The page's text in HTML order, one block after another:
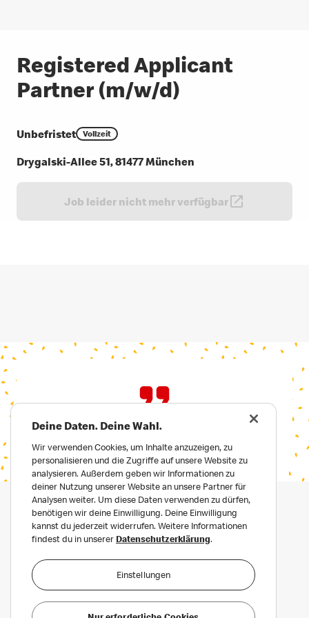
Registered Applicant
Partner (m/w/d)
Unbefristet Vollzeit
Drygalski-Allee 51, 81477 München
Job leider nicht mehr verfügbar
Deine Daten. Deine Wahl.
Wir verwenden Cookies, um Inhalte anzuzeigen, zu
personalisieren und die Zugriffe auf unsere Website zu
analysieren. Außerdem geben wir Informationen zu
deiner Nutzung unserer Website an unsere Partner für
Analysen weiter. Um diese Daten verwenden zu dürfen,
benötigen wir deine Einwilligung. Deine Einwilligung
kannst du jederzeit widerrufen. Weitere Informationen
findest du in unserer Datenschutzerklärung.
Einstellungen